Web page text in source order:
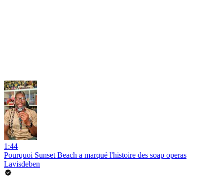
1:44
Pourquoi Sunset Beach a marqué l'histoire des soap operas
Lavisdeben